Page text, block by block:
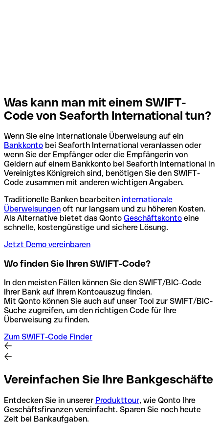
Was kann man mit einem SWIFT-
Code von Seaforth International tun?
Wenn Sie eine internationale Überweisung auf ein
Bankkonto bei Seaforth International veranlassen oder
wenn Sie der Empfänger oder die Empfängerin von
Geldern auf einem Bankkonto bei Seaforth International in
Vereinigtes Königreich sind, benötigen Sie den SWIFT-
Code zusammen mit anderen wichtigen Angaben.
Traditionelle Banken bearbeiten internationale
Überweisungen oft nur langsam und zu höheren Kosten.
Als Alternative bietet das Qonto Geschäftskonto eine
schnelle, kostengünstige und sichere Lösung.
Jetzt Demo vereinbaren
Wo finden Sie Ihren SWIFT-Code?
In den meisten Fällen können Sie den SWIFT/BIC-Code
Ihrer Bank auf Ihrem Kontoauszug finden.
Mit Qonto können Sie auch auf unser Tool zur SWIFT/BIC-
Suche zugreifen, um den richtigen Code für Ihre
Überweisung zu finden.
Zum SWIFT-Code Finder
Vereinfachen Sie Ihre Bankgeschäfte
Entdecken Sie in unserer Produkttour, wie Qonto Ihre
Geschäftsfinanzen vereinfacht. Sparen Sie noch heute
Zeit bei Bankaufgaben.